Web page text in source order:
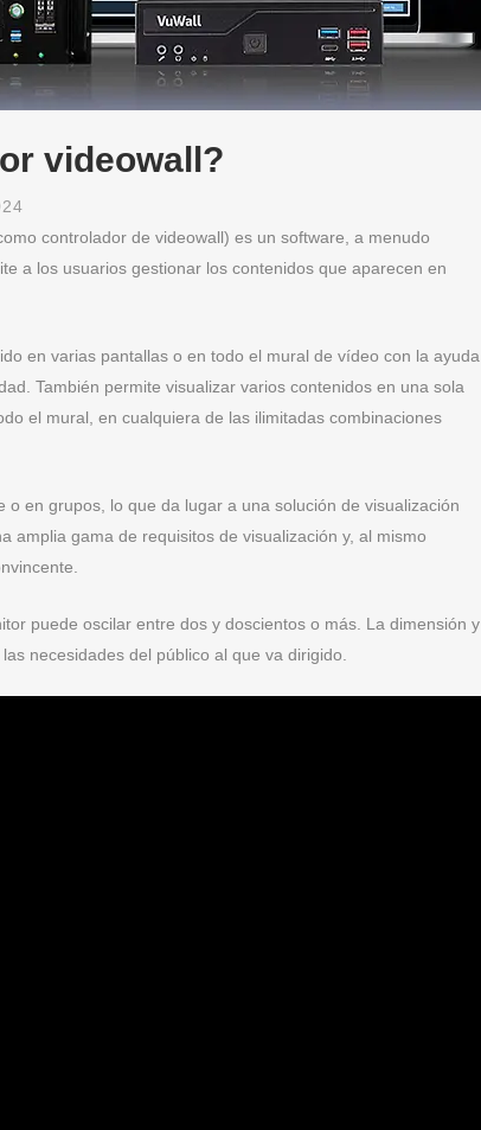
videowall?
controlador de videowall) es un software, a menudo
a los usuarios gestionar los contenidos que aparecen en
en varias pantallas o en todo el mural de vídeo con la ayuda
También permite visualizar varios contenidos en una sola
el mural, en cualquiera de las ilimitadas combinaciones
en grupos, lo que da lugar a una solución de visualización
amplia gama de requisitos de visualización y, al mismo
puede oscilar entre dos y doscientos o más. La dimensión y
necesidades del público al que va dirigido.